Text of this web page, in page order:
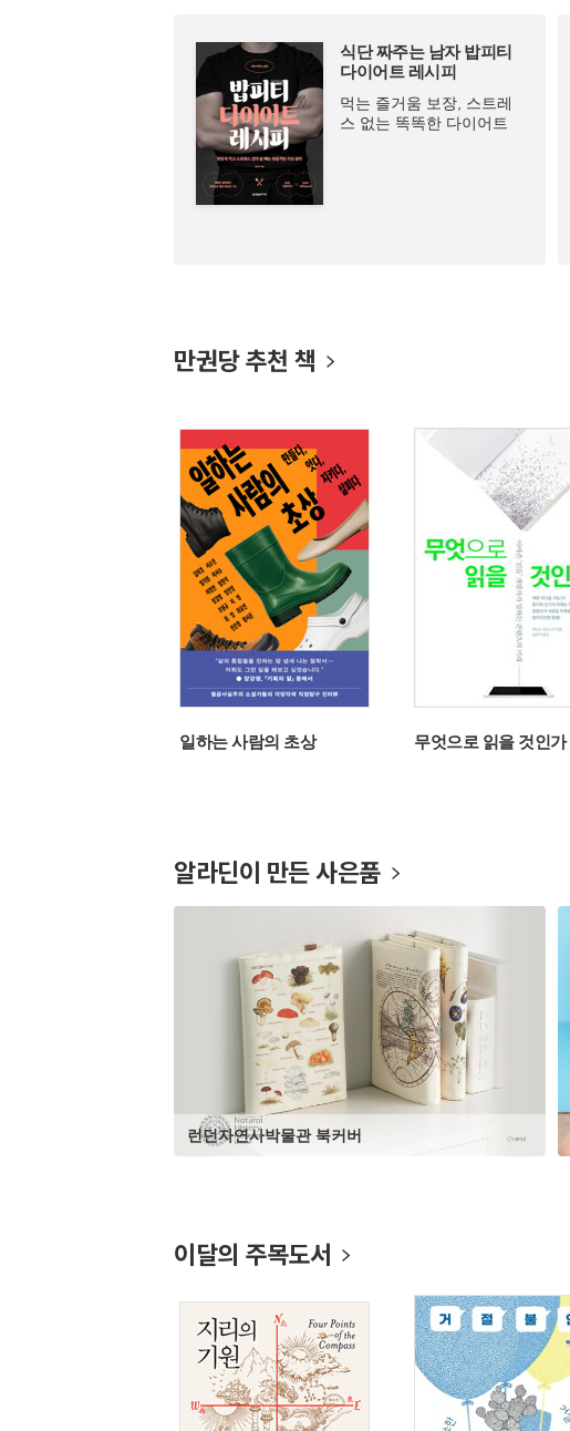
식단 짜주는 남자 밥피티
다이어트 레시피
먹는 즐거움 보장, 스트레
스 없는 똑똑한 다이어트
만권당 추천 책
일하는 사람의 초상 무엇으로 읽을 것인가
알라딘이 만든 사은품
런던자연사박물관 북커버
이달의 주목도서